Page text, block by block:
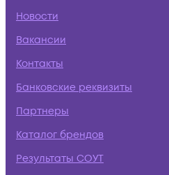
Новости
Вакансии
Контакты
Банковские реквизиты
Партнеры
Каталог брендов
Результаты СОУТ